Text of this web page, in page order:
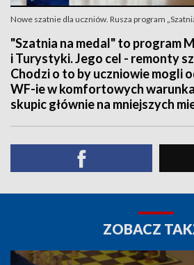
Nowe szatnie dla uczniów. Rusza program
"Szatnia na medal" to program
i Turystyki. Jego cel - remonty
Chodzi o to by uczniowie mogli
WF-ie w komfortowych
skupic głównie na mniejszych
ZOBACZ